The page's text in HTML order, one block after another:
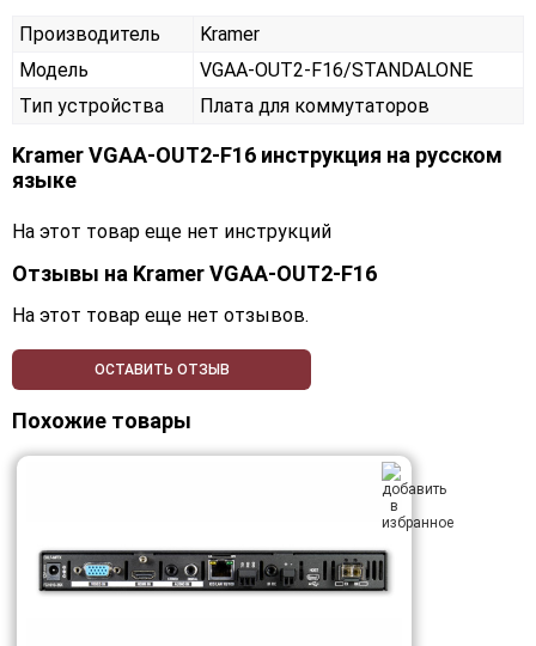
Производитель
Kramer
Модель
VGAA-OUT2-F16/STANDALONE
Тип устройства
Плата для коммутаторов
Kramer VGAA-OUT2-F16 инструкция на русском
языке
На этот товар еще нет инструкций
Отзывы на Kramer VGAA-OUT2-F16
На этот товар еще нет отзывов.
ОСТАВИТЬ ОТЗЫВ
Похожие товары